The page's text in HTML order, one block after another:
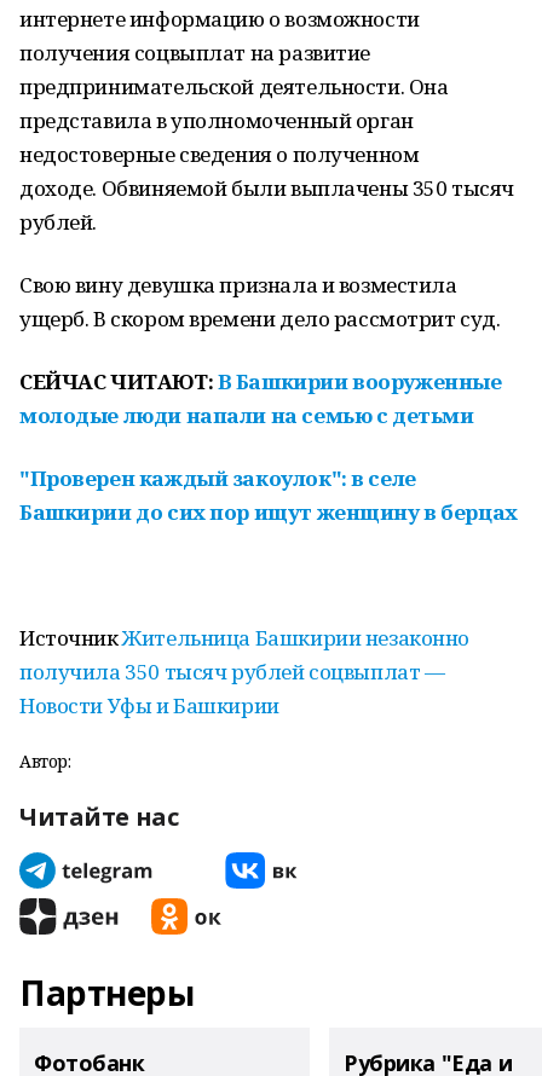
интернете информацию о возможности
получения соцвыплат на развитие
предпринимательской деятельности. Она
представила в уполномоченный орган
недостоверные сведения о полученном
доходе. Обвиняемой были выплачены 350 тысяч
рублей.
Свою вину девушка признала и возместила
ущерб. В скором времени дело рассмотрит суд.
СЕЙЧАС ЧИТАЮТ:В Башкирии вооруженные
молодые люди напали на семью с детьми
"Проверен каждый закоулок": в селе
Башкирии до сих пор ищут женщину в берцах
ИсточникЖительница Башкирии незаконно
получила 350 тысяч рублей соцвыплат —
Новости Уфы и Башкирии
Автор:
Читайте нас
Партнеры
Фотобанк Рубрика "Еда и